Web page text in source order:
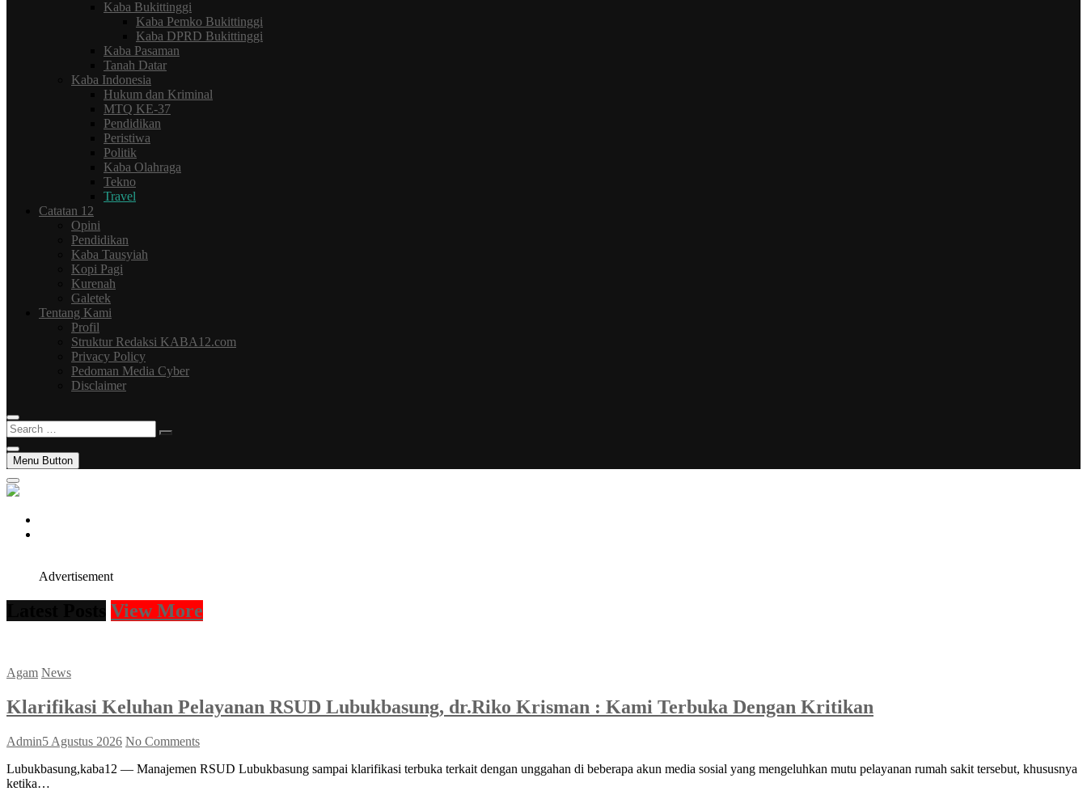
Kaba Bukittinggi
Kaba Pemko Bukittinggi
Kaba DPRD Bukittinggi
Kaba Pasaman
Tanah Datar
Kaba Indonesia
Hukum dan Kriminal
MTQ KE-37
Pendidikan
Peristiwa
Politik
Kaba Olahraga
Tekno
Travel
Catatan 12
Opini
Pendidikan
Kaba Tausyiah
Kopi Pagi
Kurenah
Galetek
Tentang Kami
Profil
Struktur Redaksi KABA12.com
Privacy Policy
Pedoman Media Cyber
Disclaimer
Search
…
Menu Button
Advertisement
View More
Agam News
Klarifikasi Keluhan Pelayanan RSUD Lubukbasung, dr.Riko Krisman : Kami Terbuka Dengan Kritikan
Admin5 Agustus 2026 No Comments
Lubukbasung,kaba12 — Manajemen RSUD Lubukbasung sampai klarifikasi terbuka terkait dengan unggahan di beberapa akun media sosial yang mengeluhkan mutu pelayanan rumah sakit tersebut, khususnya
ketika…